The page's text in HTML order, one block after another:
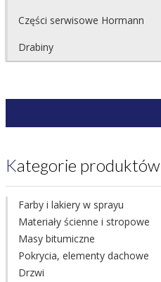
Części serwisowe Hormann
Drabiny
Kategorie produktów
Farby i lakiery w sprayu
Materiały ścienne i stropowe
Masy bitumiczne
Pokrycia, elementy dachowe
Drzwi